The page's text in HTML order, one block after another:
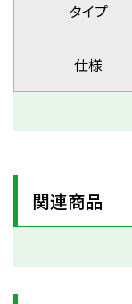
タイプ
仕様
関連商品